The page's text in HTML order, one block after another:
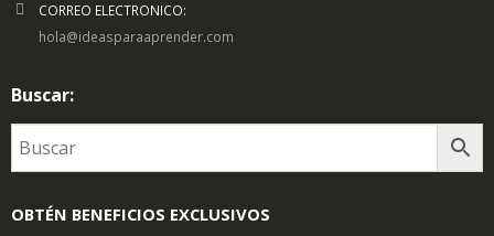
CORREO ELECTRONICO:
hola@ideasparaaprender.com
Buscar:
OBTÉN BENEFICIOS EXCLUSIVOS